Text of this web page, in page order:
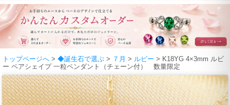
トップページへ > ◆誕生石で選ぶ > ７月 > ルビー > K18YG 4×3mm ルビ
ー ペアシェイプ 一粒ペンダント（チェーン付） 数量限定